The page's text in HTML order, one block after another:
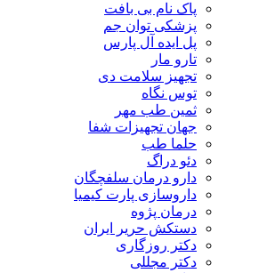
پاک نام بی بافت
پزشکی توان جم
پل ایده آل پارس
تارو مار
تجهیز سلامت دی
توس نگاه
ثمین طب مهر
جهان تجهیزات شفا
حلما طب
دئو دراگ
دارو درمان سلفچگان
داروسازی پارت کیمیا
درمان پژوه
دستکش حریر ایران
دکتر روزگاری
دکتر مجللی